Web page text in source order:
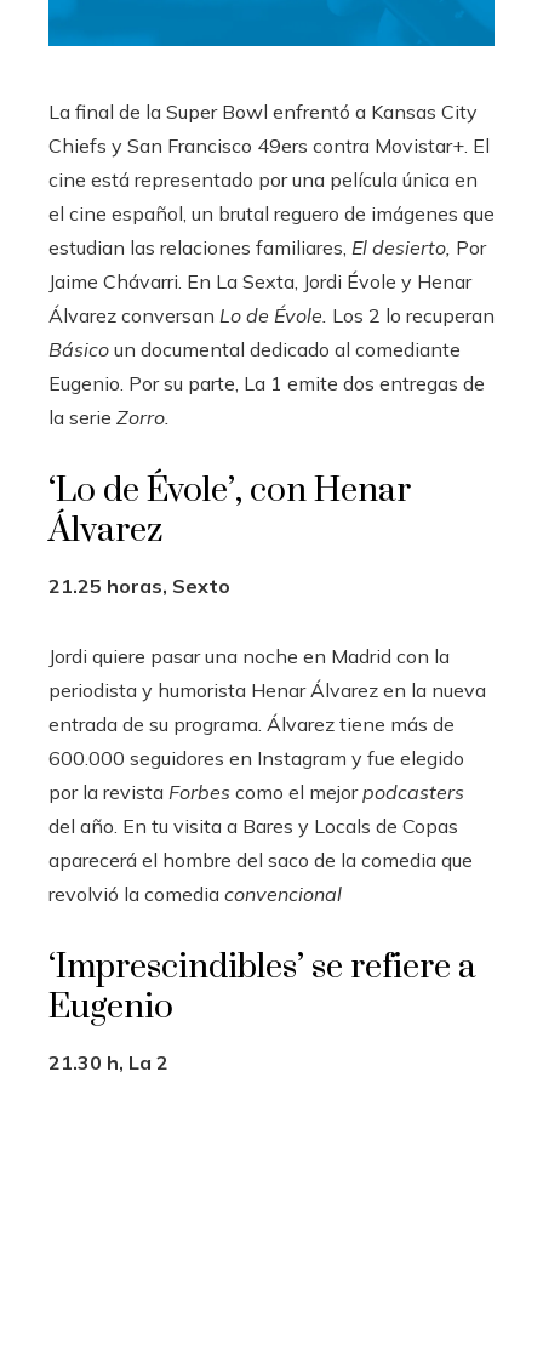
La final de la Super Bowl enfrentó a Kansas City
Chiefs y San Francisco 49ers contra Movistar+. El
cine está representado por una película única en
el cine español, un brutal reguero de imágenes que
estudian las relaciones familiares, El desierto, Por
Jaime Chávarri. En La Sexta, Jordi Évole y Henar
Álvarez conversan Lo de Évole. Los 2 lo recuperan
Básico un documental dedicado al comediante
Eugenio. Por su parte, La 1 emite dos entregas de
la serie Zorro.
‘Lo de Évole’, con Henar
Álvarez
21.25 horas, Sexto
Jordi quiere pasar una noche en Madrid con la
periodista y humorista Henar Álvarez en la nueva
entrada de su programa. Álvarez tiene más de
600.000 seguidores en Instagram y fue elegido
por la revista Forbes como el mejorpodcasters
del año. En tu visita a Bares y Locals de Copas
aparecerá el hombre del saco de la comedia que
revolvió la comedia convencional
‘Imprescindibles’ se refiere a
Eugenio
21.30 h, La 2